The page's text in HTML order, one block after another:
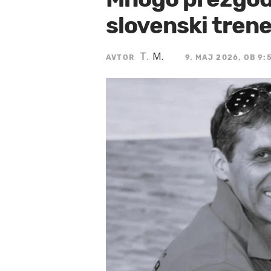
slovenski
AVTOR T. M. 9. MAJ 2026, OB